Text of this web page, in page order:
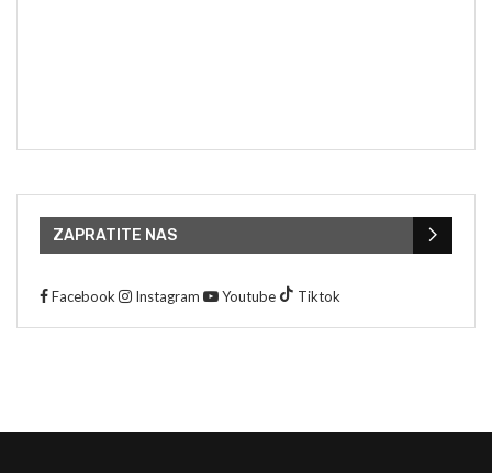
ZAPRATITE NAS
Facebook Instagram Youtube Tiktok